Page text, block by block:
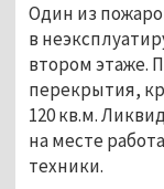
Один из
в
втором этаже.
перекрытия,
120 кв.м.
на месте
техники.